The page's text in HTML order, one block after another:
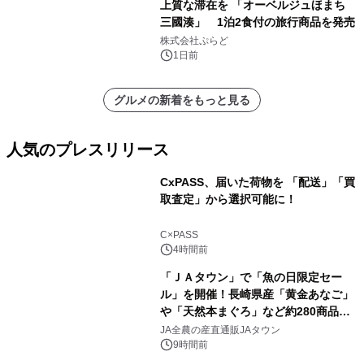
上質な滞在を 「オーベルジュほまち
三國湊」 1泊2食付の旅行商品を発売
株式会社ぷらど
1日前
グルメの新着をもっと見る
人気のプレスリリース
CxPASS、届いた荷物を 「配送」「買
取査定」から選択可能に！
C×PASS
4時間前
「ＪＡタウン」で「魚の日限定セー
ル」を開催！長崎県産「黄金あなご」
や「天然本まぐろ」など約280商品を
販売！～毎月１０日の定例企画～
JA全農の産直通販JAタウン
9時間前